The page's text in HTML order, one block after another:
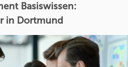
Basiswissen:
in Dortmund